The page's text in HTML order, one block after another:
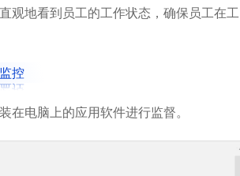
观地看到员工的工作状态，确保员工在工
控
在电脑上的应用软件进行监督。